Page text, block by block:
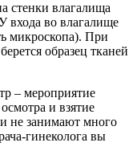
стенки влагалища
входа во влагалище
микроскопа). При
образец тканей
– мероприятие
и взятие
не занимают много
гинеколога вы